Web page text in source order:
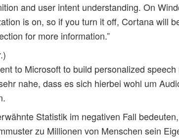
and user intent understanding. On
is on, so if you turn it off, Cortana will
for more information.”
to Microsoft to build personalized
nahe, dass es sich hierbei wohl um
Statistik im negativen Fall
zu Millionen von Menschen sein